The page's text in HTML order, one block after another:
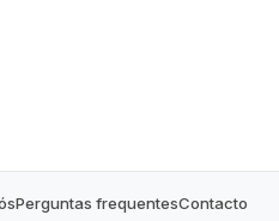
Perguntas frequentesContacto